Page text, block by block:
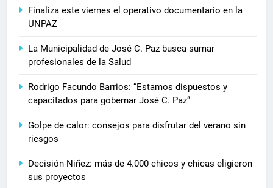
Finaliza este viernes el operativo documentario en la
UNPAZ
La Municipalidad de José C. Paz busca sumar
profesionales de la Salud
Rodrigo Facundo Barrios: “Estamos dispuestos y
capacitados para gobernar José C. Paz”
Golpe de calor: consejos para disfrutar del verano sin
riesgos
Decisión Niñez: más de 4.000 chicos y chicas eligieron
sus proyectos